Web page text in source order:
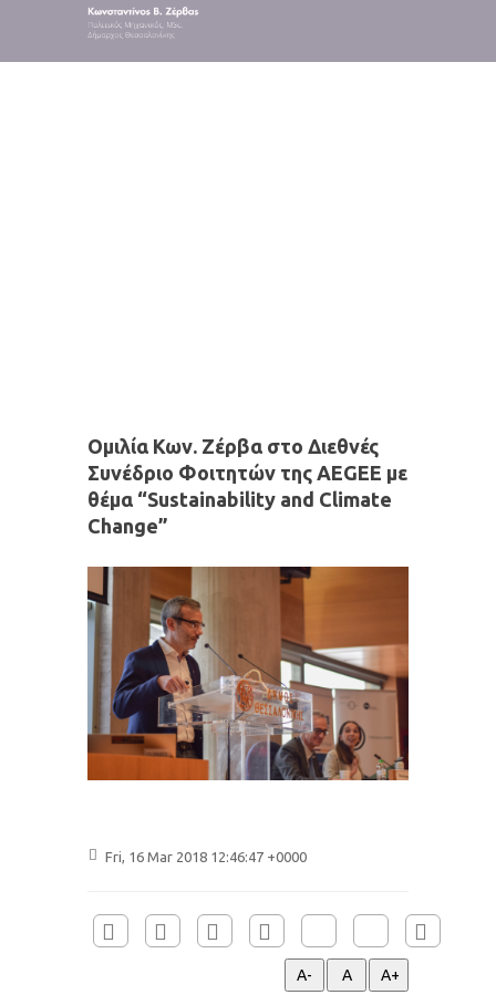
Ομιλία Κων. Ζέρβα στο Διεθνές
Συνέδριο Φοιτητών της AEGEE με
θέμα “Sustainability and Climate
Change”
Fri, 16 Mar 2018 12:46:47 +0000